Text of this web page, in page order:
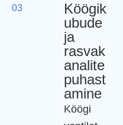
03
Köögik
ubude
ja
rasvak
analite
puhast
amine
Köögi